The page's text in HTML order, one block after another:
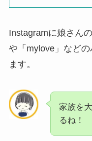
Instagramに娘さん
や「mylove」など
ます。
家族を
るね！